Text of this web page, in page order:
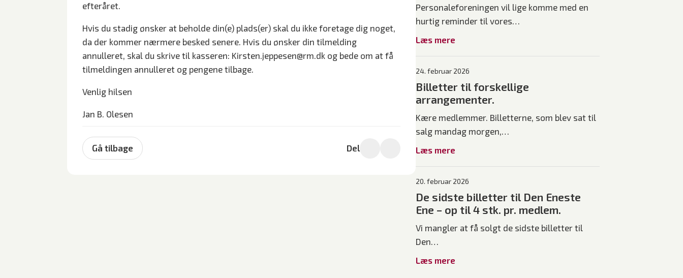
efteråret.
Hvis du stadig ønsker at beholde din(e) plads(er) skal du ikke foretage dig noget,
da der kommer nærmere besked senere. Hvis du ønsker din tilmelding
annulleret, skal du skrive til kasseren: Kirsten.jeppesen@rm.dk og bede om at få
tilmeldingen annulleret og pengene tilbage.
Venlig hilsen
Jan B. Olesen
Gå tilbage Del
Personaleforeningen vil lige komme med en
hurtig reminder til vores…
Læs mere
Billetter til forskellige
arrangementer.
24. februar 2026
Kære medlemmer. Billetterne, som blev sat til
salg mandag morgen,…
Læs mere
De sidste billetter til Den Eneste
Ene – op til 4 stk. pr. medlem.
20. februar 2026
Vi mangler at få solgt de sidste billetter til
Den…
Læs mere